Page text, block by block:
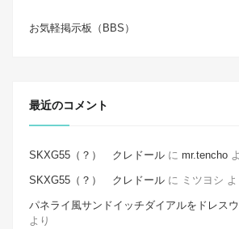
お気軽掲示板（BBS）
最近のコメント
SKXG55（？） クレドール に mr.tencho
SKXG55（？） クレドール に ミツヨシ よ
パネライ風サンドイッチダイアルをドレス
より